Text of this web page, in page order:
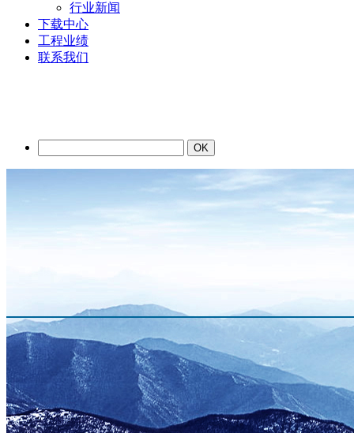
行业新闻
下载中心
工程业绩
联系我们